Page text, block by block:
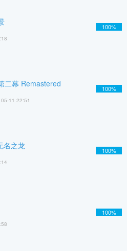
100%
二幕 Remastered
05-11 22:51
100%
名之龙 100%
100%